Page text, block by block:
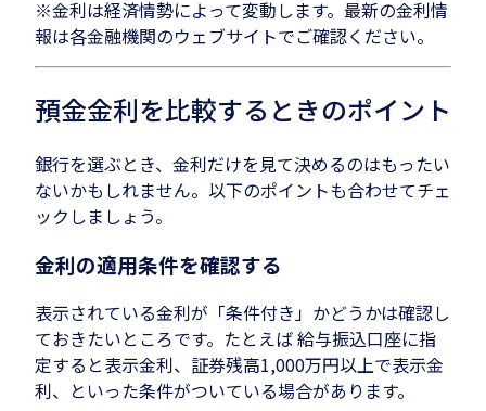
※金利は経済情勢によって変動します。最新の金利情
報は各金融機関のウェブサイトでご確認ください。
預金金利を比較するときのポイント
銀行を選ぶとき、金利だけを見て決めるのはもったい
ないかもしれません。以下のポイントも合わせてチェ
ックしましょう。
金利の適用条件を確認する
表示されている金利が「条件付き」かどうかは確認し
ておきたいところです。たとえば 給与振込口座に指
定すると表示金利、証券残高1,000万円以上で表示金
利、といった条件がついている場合があります。